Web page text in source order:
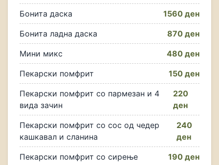
Бонита даска 1560 ден
Бонита ладна даска 870 ден
Мини микс 480 ден
Пекарски помфрит 150 ден
Пекарски помфрит со пармезан и 4
вида зачин
220
ден
Пекарски помфрит со сос од чедер
кашкавал и сланина
240
ден
Пекарски помфрит со сирење 190 ден